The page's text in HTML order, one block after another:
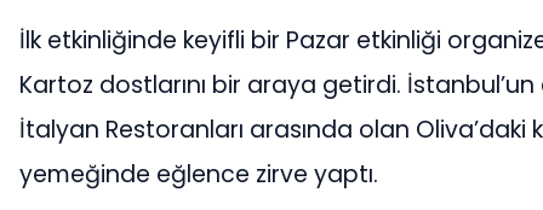
İlk etkinliğinde keyifli bir Pazar etkinliği
Kartoz dostlarını bir araya getirdi.
İtalyan Restoranları arasında olan Oliva’daki
yemeğinde eğlence zirve yaptı.